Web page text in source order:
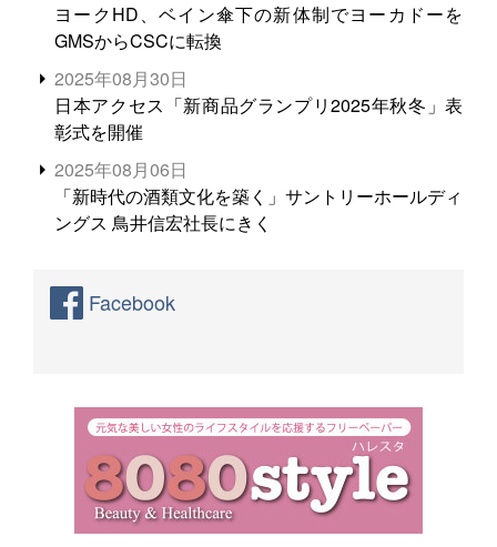
ヨークHD、ベイン傘下の新体制でヨーカドーを
GMSからCSCに転換
2025年08月30日
日本アクセス「新商品グランプリ2025年秋冬」表
彰式を開催
2025年08月06日
「新時代の酒類文化を築く」サントリーホールディ
ングス 鳥井信宏社長にきく
Facebook